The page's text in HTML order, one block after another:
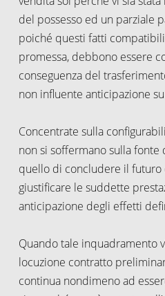
del possesso ed un parziale
poiché questi fatti
promessa, debbono essere
conseguenza del
non influente anticipazione
Concentrate sulla
non si soffermano sulla
quello di concludere il futuro
giustificare le suddette
anticipazione degli effetti
Quando tale inquadramento
locuzione contratto
continua nondimeno ad